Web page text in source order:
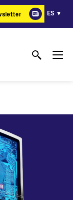
ES